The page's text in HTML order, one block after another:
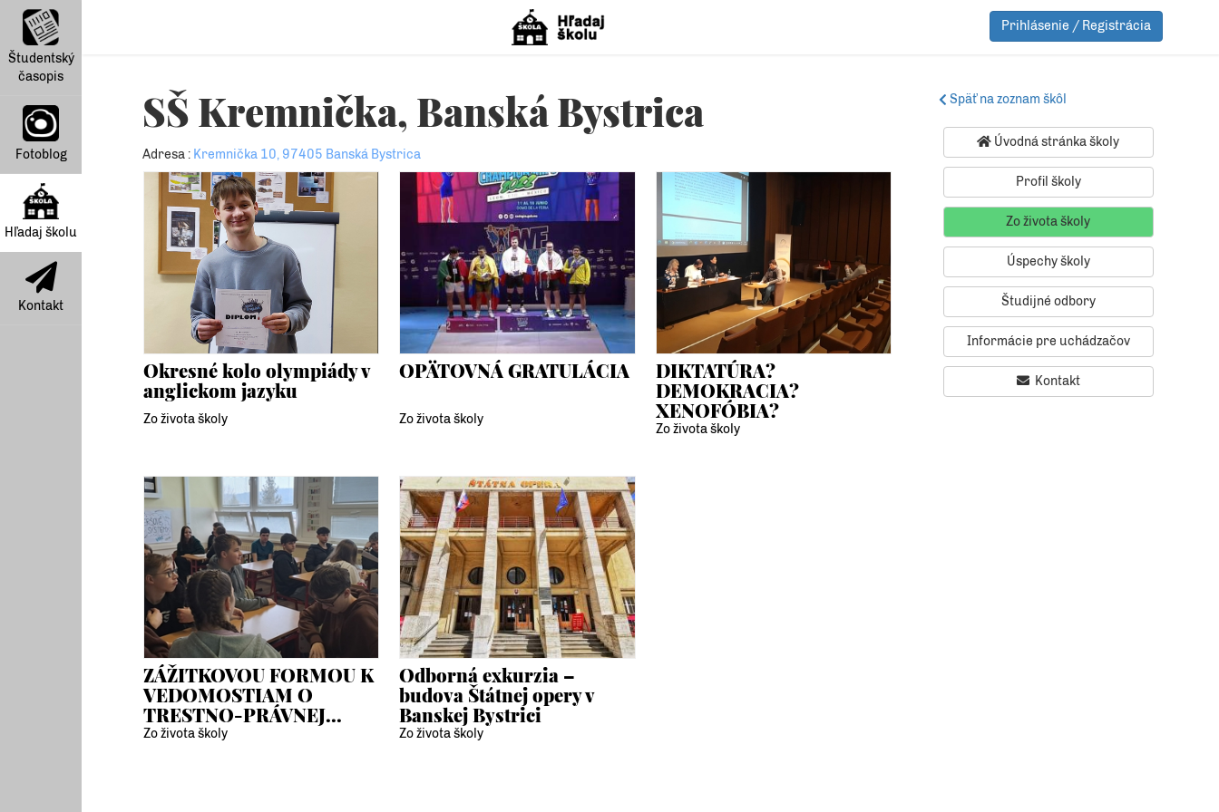
Študentský
časopis
Fotoblog
Hľadaj školu
Kontakt
Prihlásenie / Registrácia
SŠ Kremnička, Banská Bystrica
Adresa : Kremnička 10, 97405 Banská Bystrica
Okresné kolo olympiády v
anglickom jazyku
Zo života školy
OPÄTOVNÁ GRATULÁCIA
Zo života školy
DIKTATÚRA?
DEMOKRACIA?
XENOFÓBIA?
Zo života školy
ZÁŽITKOVOU FORMOU K
VEDOMOSTIAM O
TRESTNO-PRÁVNEJ...
Zo života školy
Odborná exkurzia –
budova Štátnej opery v
Banskej Bystrici
Zo života školy
Späť na zoznam škôl
Úvodná stránka školy
Profil školy
Zo života školy
Úspechy školy
Študijné odbory
Informácie pre uchádzačov
Kontakt